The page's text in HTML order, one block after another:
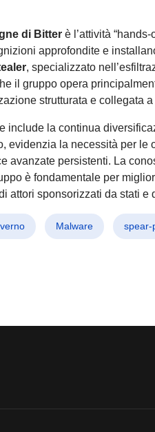
di Bitter è l’attività
approfondite e
, specializzato
il gruppo opera
strutturata e collegata
include la continua
evidenzia la necessità per
avanzate persistenti. La
è fondamentale per
attori sponsorizzati da stati e
Malware spear-
Cyber-spionaggio iraniano